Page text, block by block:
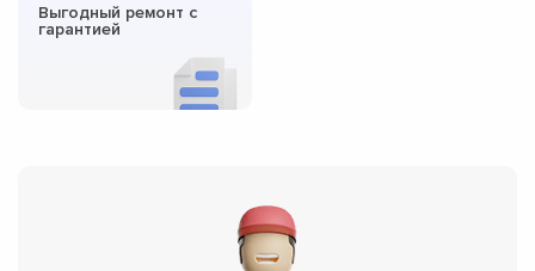
Выгодный ремонт с
гарантией